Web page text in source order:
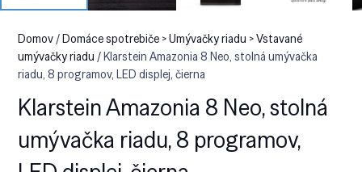
Domov/Domáce spotrebiče > Umývačky riadu > Vstavané
umývačky riadu / Klarstein Amazonia 8 Neo, stolná umývačka
riadu, 8 programov, LED displej, čierna
Klarstein Amazonia 8 Neo, stolná
umývačka riadu, 8 programov,